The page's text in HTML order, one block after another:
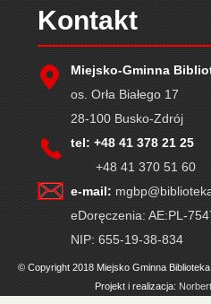
Kontakt
Miejsko-Gminna
os. Orła Białego 17
28-100 Busko-Zdrój
tel: +48 41 378 21 25
+48 41 370 51 60
e-mail:
eDoręczenia: AE:PL-
NIP: 655-19-38-834
© Copyright 2018 Miejsko Gminna
Projekt i realizacja: